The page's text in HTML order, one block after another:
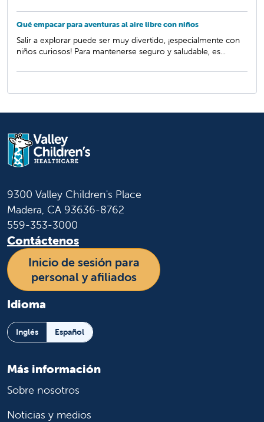
Qué empacar para aventuras al aire libre con niños
Salir a explorar puede ser muy divertido, ¡especialmente con
niños curiosos! Para mantenerse seguro y saludable, es...
9300 Valley Children's Place
Madera, CA 93636-8762
559-353-3000
Contáctenos
Inicio de sesión para
personal y afiliados
Idioma
Inglés Español
Más información
Sobre nosotros
Noticias y medios